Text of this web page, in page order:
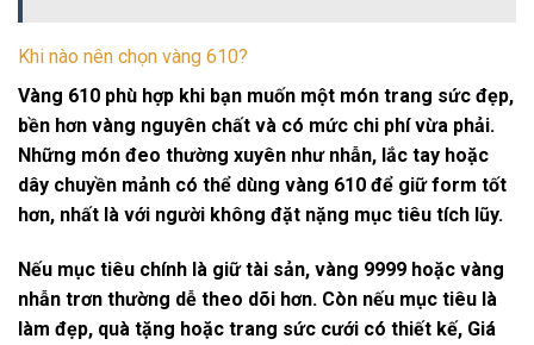
Khi nào nên chọn vàng 610?
Vàng 610 phù hợp khi bạn muốn một món trang sức đẹp,
bền hơn vàng nguyên chất và có mức chi phí vừa phải.
Những món đeo thường xuyên như nhẫn, lắc tay hoặc
dây chuyền mảnh có thể dùng vàng 610 để giữ form tốt
hơn, nhất là với người không đặt nặng mục tiêu tích lũy.
Nếu mục tiêu chính là giữ tài sản, vàng 9999 hoặc vàng
nhẫn trơn thường dễ theo dõi hơn. Còn nếu mục tiêu là
làm đẹp, quà tặng hoặc trang sức cưới có thiết kế, Giá